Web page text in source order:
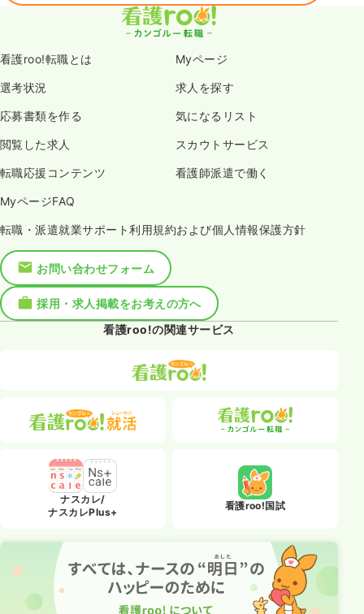
看護roo!転職とは Myページ
選考状況 求人を探す
応募書類を作る 気になるリスト
閲覧した求人 スカウトサービス
転職応援コンテンツ 看護師派遣で働く
MyページFAQ
転職・派遣就業サポート利用規約および個人情報保護方針
お問い合わせフォーム
採用・求人掲載をお考えの方へ
看護roo!の関連サービス
ナスカレ/
ナスカレPlus+
看護roo!国試